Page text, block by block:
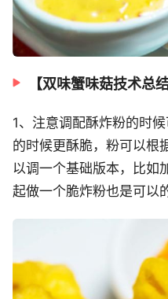
【双味蟹味菇技术总结
1、注意调配酥炸粉的时
的时候更酥脆，粉可以根
以调一个基础版本，比如
起做一个脆炸粉也是可以